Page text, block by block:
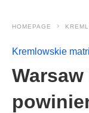
HOMEPAGE
Kremlowskie